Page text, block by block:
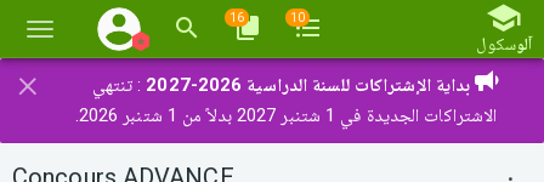
تبديل
آلوسكول
10
16
× بداية الإشتراكات للسنة الدراسية 2026-2027
: تنتهي
الاشتراكات الجديدة في 1 شتنبر 2027 بدلاً من 1 شتنبر 2026.